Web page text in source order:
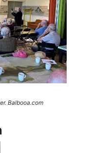
Balbooa.com